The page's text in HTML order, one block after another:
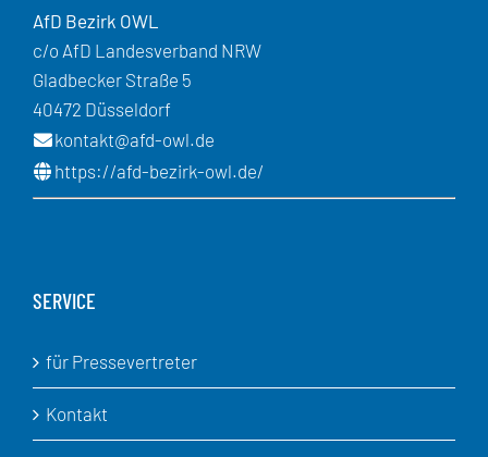
AfD Bezirk OWL
c/o AfD Landesverband NRW
Gladbecker Straße 5
40472 Düsseldorf
kontakt@afd-owl.de
https://afd-bezirk-owl.de/
SERVICE
für Pressevertreter
Kontakt